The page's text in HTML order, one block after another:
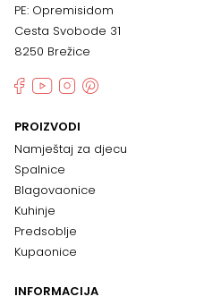
PE: Opremisidom
Cesta Svobode 31
8250 Brežice
PROIZVODI
Namještaj za djecu
Spalnice
Blagovaonice
Kuhinje
Predsoblje
Kupaonice
INFORMACIJA